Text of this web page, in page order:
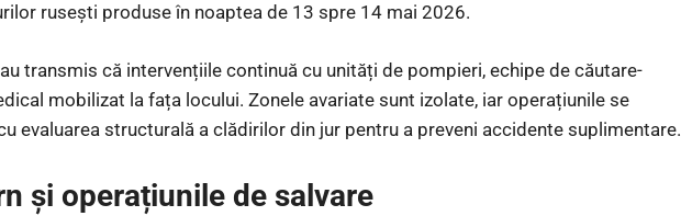
rusești produse în noaptea de 13 spre 14 mai 2026.
transmis că intervențiile continuă cu unități de pompieri, echipe de căutare-
mobilizat la fața locului. Zonele avariate sunt izolate, iar operațiunile se
evaluarea structurală a clădirilor din jur pentru a preveni accidente suplimentare.
și operațiunile de salvare